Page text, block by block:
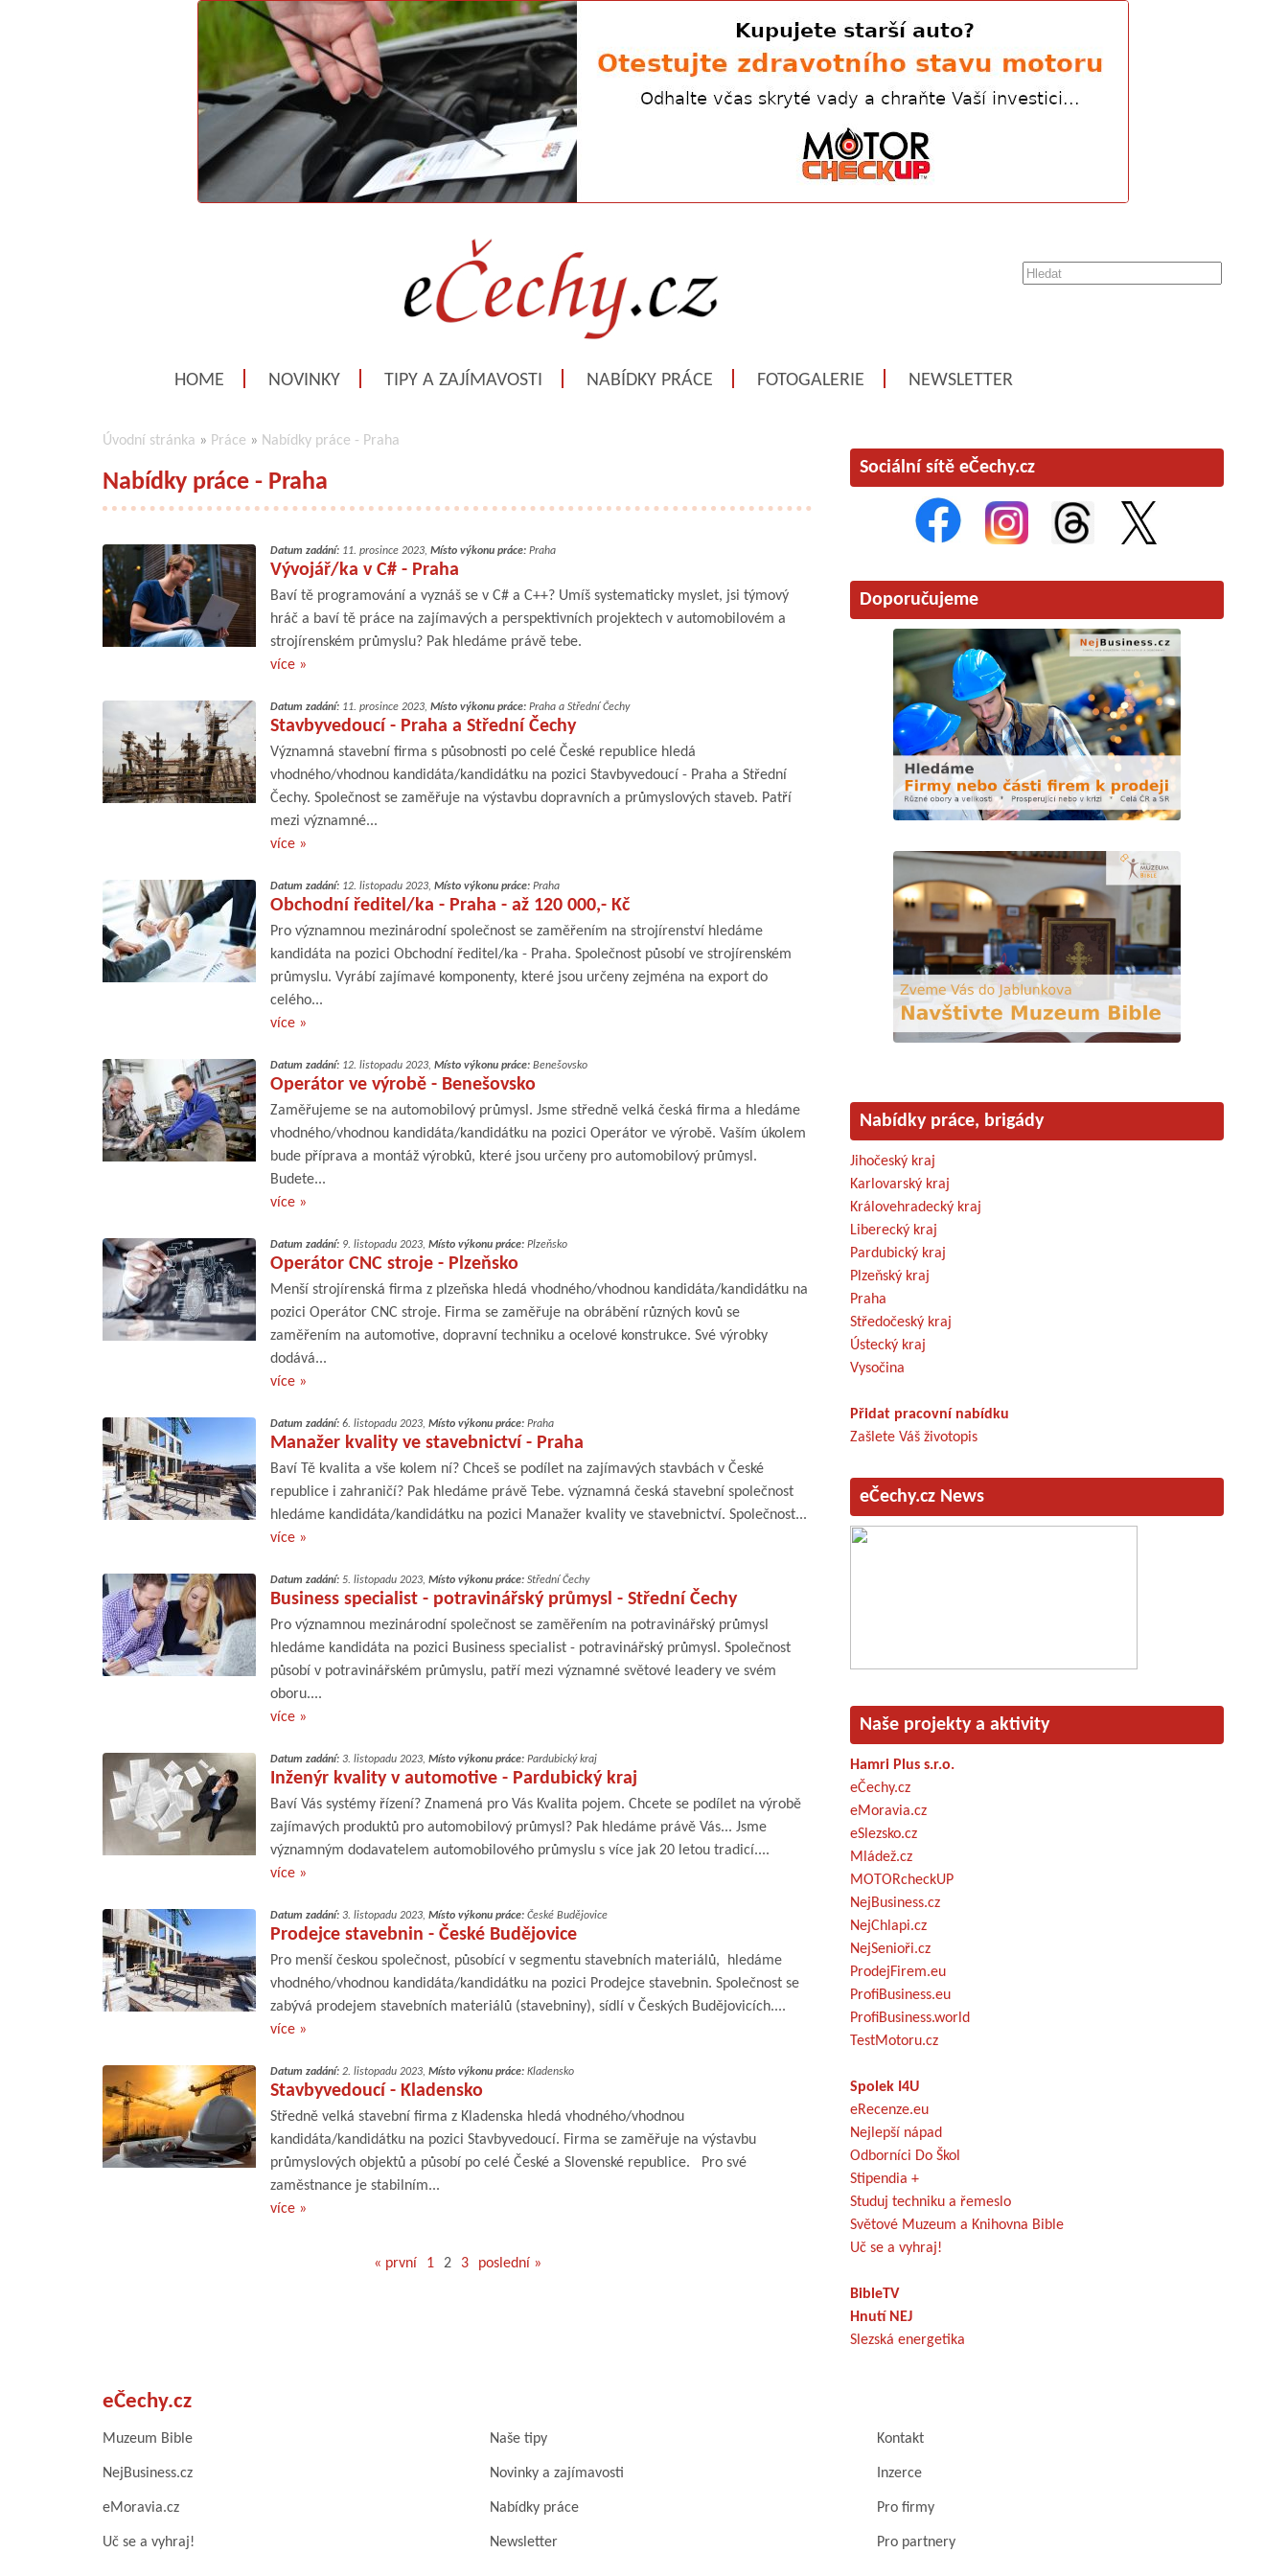
HOME NOVINKY TIPY A ZAJÍMAVOSTI NABÍDKY PRÁCE FOTOGALERIE NEWSLETTER
Úvodní stránka » Práce » Nabídky práce - Praha
Nabídky práce - Praha
Datum zadání: 11. prosince 2023, Místo výkonu práce: Praha
Vývojář/ka v C# - Praha
Baví tě programování a vyznáš se v C# a C++? Umíš systematicky myslet, jsi týmový
hráč a baví tě práce na zajímavých a perspektivních projektech v automobilovém a
strojírenském průmyslu? Pak hledáme právě tebe.
více »
Datum zadání: 11. prosince 2023, Místo výkonu práce: Praha a Střední Čechy
Stavbyvedoucí - Praha a Střední Čechy
Významná stavební firma s působnosti po celé České republice hledá
vhodného/vhodnou kandidáta/kandidátku na pozici Stavbyvedoucí - Praha a Střední
Čechy. Společnost se zaměřuje na výstavbu dopravních a průmyslových staveb. Patří
mezi významné...
více »
Datum zadání: 12. listopadu 2023, Místo výkonu práce: Praha
Obchodní ředitel/ka - Praha - až 120 000,- Kč
Pro významnou mezinárodní společnost se zaměřením na strojírenství hledáme
kandidáta na pozici Obchodní ředitel/ka - Praha. Společnost působí ve strojírenském
průmyslu. Vyrábí zajímavé komponenty, které jsou určeny zejména na export do
celého...
více »
Datum zadání: 12. listopadu 2023, Místo výkonu práce: Benešovsko
Operátor ve výrobě - Benešovsko
Zaměřujeme se na automobilový průmysl. Jsme středně velká česká firma a hledáme
vhodného/vhodnou kandidáta/kandidátku na pozici Operátor ve výrobě. Vaším úkolem
bude příprava a montáž výrobků, které jsou určeny pro automobilový průmysl.
Budete...
více »
Datum zadání: 9. listopadu 2023, Místo výkonu práce: Plzeňsko
Operátor CNC stroje - Plzeňsko
Menší strojírenská firma z plzeňska hledá vhodného/vhodnou kandidáta/kandidátku na
pozici Operátor CNC stroje. Firma se zaměřuje na obrábění různých kovů se
zaměřením na automotive, dopravní techniku a ocelové konstrukce. Své výrobky
dodává...
více »
Datum zadání: 6. listopadu 2023, Místo výkonu práce: Praha
Manažer kvality ve stavebnictví - Praha
Baví Tě kvalita a vše kolem ní? Chceš se podílet na zajímavých stavbách v České
republice i zahraničí? Pak hledáme právě Tebe. významná česká stavební společnost
hledáme kandidáta/kandidátku na pozici Manažer kvality ve stavebnictví. Společnost...
více »
Datum zadání: 5. listopadu 2023, Místo výkonu práce: Střední Čechy
Business specialist - potravinářský průmysl - Střední Čechy
Pro významnou mezinárodní společnost se zaměřením na potravinářský průmysl
hledáme kandidáta na pozici Business specialist - potravinářský průmysl. Společnost
působí v potravinářském průmyslu, patří mezi významné světové leadery ve svém
oboru....
více »
Datum zadání: 3. listopadu 2023, Místo výkonu práce: Pardubický kraj
Inženýr kvality v automotive - Pardubický kraj
Baví Vás systémy řízení? Znamená pro Vás Kvalita pojem. Chcete se podílet na výrobě
zajímavých produktů pro automobilový průmysl? Pak hledáme právě Vás... Jsme
významným dodavatelem automobilového průmyslu s více jak 20 letou tradicí....
více »
Datum zadání: 3. listopadu 2023, Místo výkonu práce: České Budějovice
Prodejce stavebnin - České Budějovice
Pro menší českou společnost, působící v segmentu stavebních materiálů, hledáme
vhodného/vhodnou kandidáta/kandidátku na pozici Prodejce stavebnin. Společnost se
zabývá prodejem stavebních materiálů (stavebniny), sídlí v Českých Budějovicích....
více »
Datum zadání: 2. listopadu 2023, Místo výkonu práce: Kladensko
Stavbyvedoucí - Kladensko
Středně velká stavební firma z Kladenska hledá vhodného/vhodnou
kandidáta/kandidátku na pozici Stavbyvedoucí. Firma se zaměřuje na výstavbu
průmyslových objektů a působí po celé České a Slovenské republice. Pro své
zaměstnance je stabilním...
více »
« první 1 2 3 poslední »
Sociální sítě eČechy.cz
Doporučujeme
Nabídky práce, brigády
Jihočeský kraj
Karlovarský kraj
Královehradecký kraj
Liberecký kraj
Pardubický kraj
Plzeňský kraj
Praha
Středočeský kraj
Ústecký kraj
Vysočina
Přidat pracovní nabídku
Zašlete Váš životopis
eČechy.cz News
Naše projekty a aktivity
Hamri Plus s.r.o.
eČechy.cz
eMoravia.cz
eSlezsko.cz
Mládež.cz
MOTORcheckUP
NejBusiness.cz
NejChlapi.cz
NejSenioři.cz
ProdejFirem.eu
ProfiBusiness.eu
ProfiBusiness.world
TestMotoru.cz
Spolek I4U
eRecenze.eu
Nejlepší nápad
Odborníci Do Škol
Stipendia +
Studuj techniku a řemeslo
Světové Muzeum a Knihovna Bible
Uč se a vyhraj!
BibleTV
Hnutí NEJ
Slezská energetika
eČechy.cz
Muzeum Bible Naše tipy Kontakt
NejBusiness.cz Novinky a zajímavosti Inzerce
eMoravia.cz Nabídky práce Pro firmy
Uč se a vyhraj! Newsletter Pro partnery